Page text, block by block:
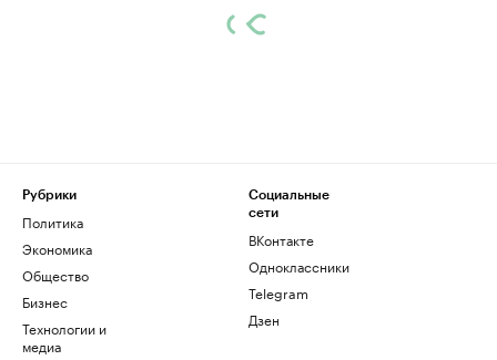
Рубрики
Политика
Экономика
Общество
Бизнес
Технологии и
медиа
Социальные
сети
ВКонтакте
Одноклассники
Telegram
Дзен